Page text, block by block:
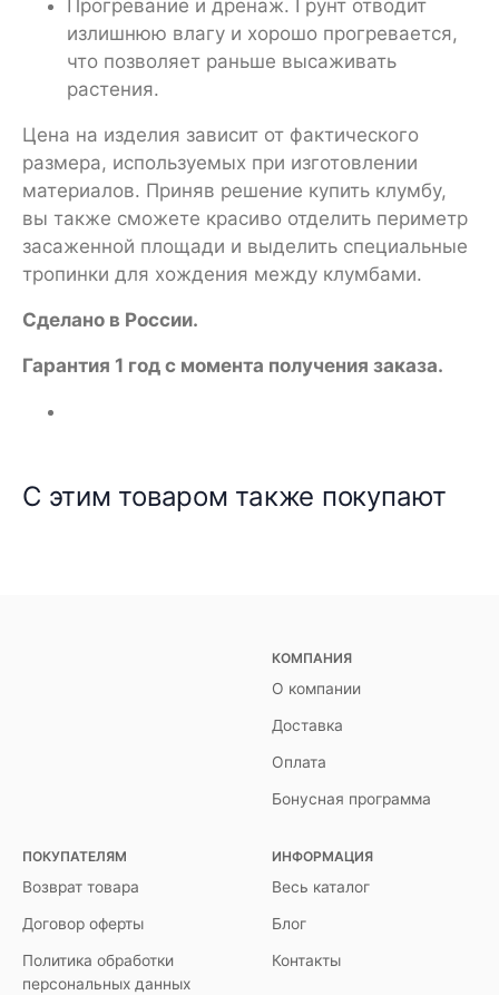
Прогревание и дренаж. Грунт отводит
излишнюю влагу и хорошо прогревается,
что позволяет раньше высаживать
растения.
Цена на изделия зависит от фактического
размера, используемых при изготовлении
материалов. Приняв решение купить клумбу,
вы также сможете красиво отделить периметр
засаженной площади и выделить специальные
тропинки для хождения между клумбами.
Сделано в России.
Гарантия 1 год с момента получения заказа.
С этим товаром также покупают
КОМПАНИЯ
О компании
Доставка
Оплата
Бонусная программа
ПОКУПАТЕЛЯМ
Возврат товара
Договор оферты
Политика обработки
персональных данных
ИНФОРМАЦИЯ
Весь каталог
Блог
Контакты